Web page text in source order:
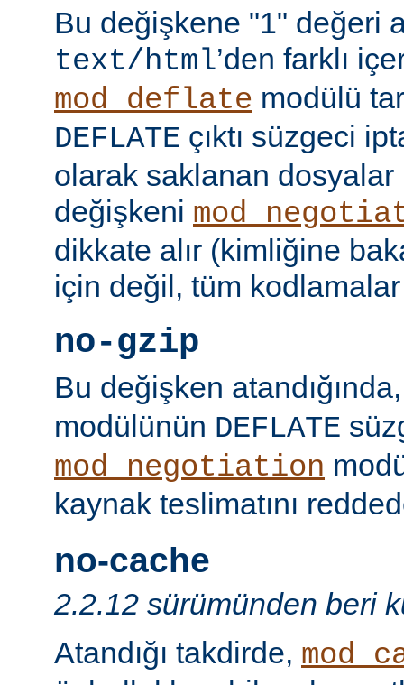
Bu değişkene "1" değeri
text/html’den farklı
mod_deflate modülü
DEFLATE çıktı süzgeci
olarak saklanan dosyalar
değişkeni
dikkate alır (kimliğine
için değil, tüm
no-gzip
Bu değişken
modülünün DEFLATE
mod_negotiation
kaynak teslimatını
no-cache
2.2.12 sürümünden beri
Atandığı takdirde,